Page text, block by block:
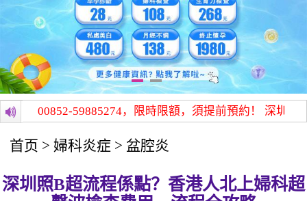
1
2
：00852-59885274，限時限額，須提前預約！ 深圳怡康
首页 > 婦科炎症 > 盆腔炎
深圳照B超流程係點？香港人北上婦科超